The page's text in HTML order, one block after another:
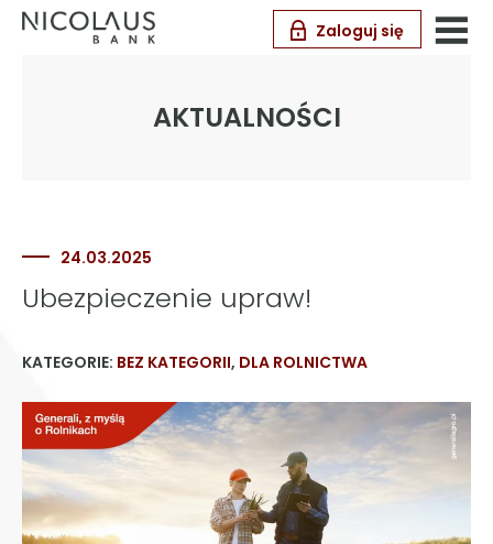
Zaloguj się
AKTUALNOŚCI
24.03.2025
Ubezpieczenie upraw!
KATEGORIE: BEZ KATEGORII, DLA ROLNICTWA